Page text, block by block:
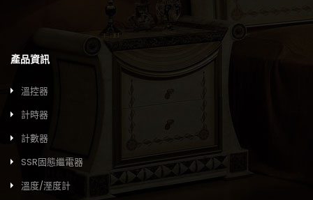
產品資訊
溫控器
計時器
計數器
SSR固態繼電器
溫度/溼度計